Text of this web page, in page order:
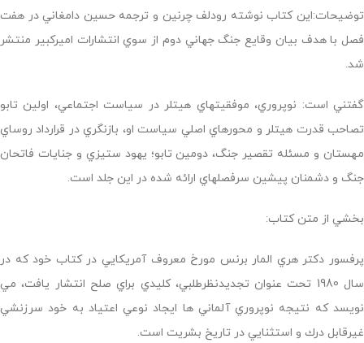
توضیحات:اين كتاب نوشته رودلف چرنين و ترجمه حسين دامغاني در هفت
فصل با هدف بيان وقايع جنگ جهاني دوم از سوي انتشارات اميركبير منتشر
شد.
گفتني است: نوپروري، موفقيتهاي هيتلر در سياست اجتماعي، اولين تابو
تصاحب قدرت هيتلر و محورهاي اصلي سياست او، بازنگري در قرارداد روساي
مهستان و مسئله تقصير جنگ، دومين تابو؛ يهود ستيزي و جنايات فاتحان
جنگ و دشمنان پيشين سرفصلهاي ارائه شده در اين جلد است.
بخشي از متن كتاب:
پرفسور دكتر هري المار برنس مورخ معروف آمريكايي در كتاب خود كه در
سال 1980 تحت عنوان تجديدنظرطلبي، كليدي براي صلح انتشار يافت، مي
نويسد كه نتيجه نوپروري آلماني ها ايجاد نوعي اعتياد به خود سرزنشي
غيرقابل درك و استثنايي در تاريخ بشريت است.